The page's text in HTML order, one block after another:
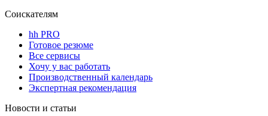
Соискателям
hh PRO
Готовое резюме
Все сервисы
Хочу у вас работать
Производственный календарь
Экспертная рекомендация
Новости и статьи